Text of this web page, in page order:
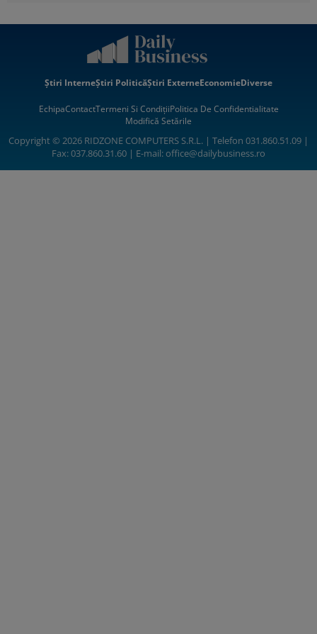
Știri InterneȘtiri PoliticăȘtiri ExterneEconomieDiverse
EchipaContactTermeni Si CondițiiPolitica De Confidentialitate
Modifică Setările
Copyright © 2026 RIDZONE COMPUTERS S.R.L. | Telefon 031.860.51.09 |
Fax: 037.860.31.60 | E-mail:office@dailybusiness.ro